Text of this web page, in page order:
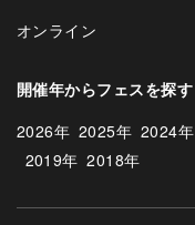
オンライン
開催年からフェスを探す
2026年 2025年 2024年
2019年 2018年